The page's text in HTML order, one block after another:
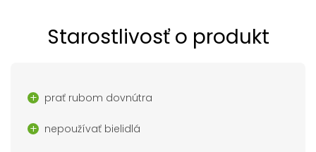
Starostlivosť o produkt
prať rubom dovnútra
nepoužívať bielidlá